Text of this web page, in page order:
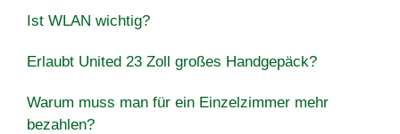
Ist WLAN wichtig?
Erlaubt United 23 Zoll großes Handgepäck?
Warum muss man für ein Einzelzimmer mehr
bezahlen?